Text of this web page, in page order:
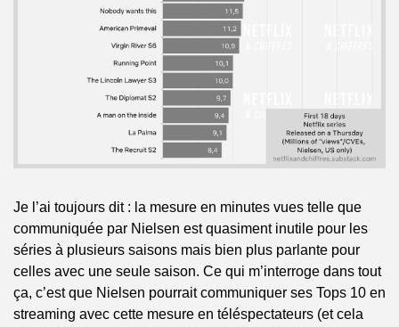
Je l’ai toujours dit : la mesure en minutes vues telle que
communiquée par Nielsen est quasiment inutile pour les
séries à plusieurs saisons mais bien plus parlante pour
celles avec une seule saison. Ce qui m’interroge dans tout
ça, c’est que Nielsen pourrait communiquer ses Tops 10 en
streaming avec cette mesure en téléspectateurs (et cela